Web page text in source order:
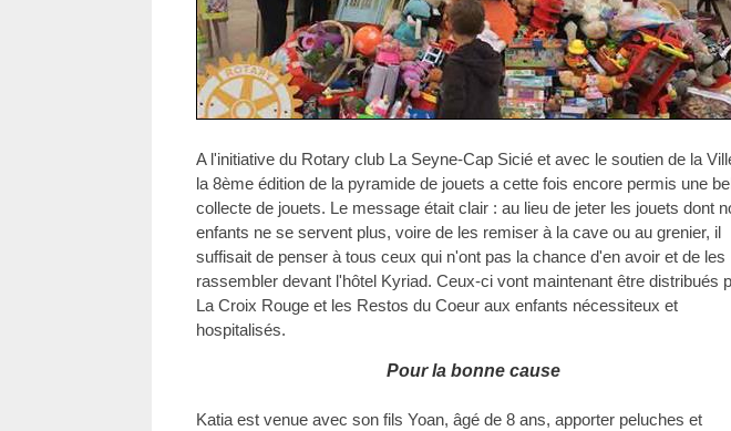
A l'initiative du Rotary club La Seyne-Cap Sicié et avec le soutien de la
la 8ème édition de la pyramide de jouets a cette fois encore permis une
collecte de jouets. Le message était clair : au lieu de jeter les jouets dont
enfants ne se servent plus, voire de les remiser à la cave ou au grenier, il
suffisait de penser à tous ceux qui n'ont pas la chance d'en avoir et de les
rassembler devant l'hôtel Kyriad. Ceux-ci vont maintenant être distribués
La Croix Rouge et les Restos du Coeur aux enfants nécessiteux et
hospitalisés.
Pour la bonne cause
Katia est venue avec son fils Yoan, âgé de 8 ans, apporter peluches et